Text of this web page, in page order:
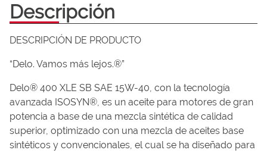
Descripción
DESCRIPCIÓN DE PRODUCTO
“Delo. Vamos más lejos.®”
Delo® 400 XLE SB SAE 15W-40, con la tecnología
avanzada ISOSYN®, es un aceite para motores de gran
potencia a base de una mezcla sintética de calidad
superior, optimizado con una mezcla de aceites base
sintéticos y convencionales, el cual se ha diseñado para